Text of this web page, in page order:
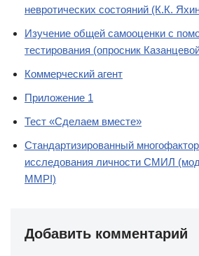
невротических состояний (К.К.
Изучение общей самооценки с
тестирования (опросник
Коммерческий агент
Приложение 1
Тест «Сделаем вместе»
Стандартизированный
исследования личности СМИЛ
MMPI)
Добавить комментарий